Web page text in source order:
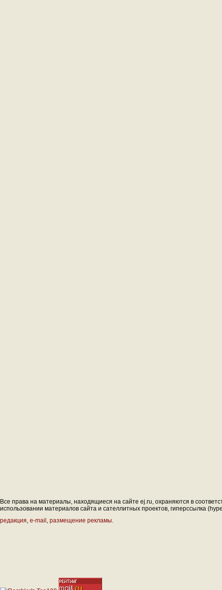
Все права на материалы, находящиеся на сайте ej.ru, охраняются в
использовании материалов сайта и сателлитных проектов, гиперссылка
редакция, e-mail , размещение рекламы.